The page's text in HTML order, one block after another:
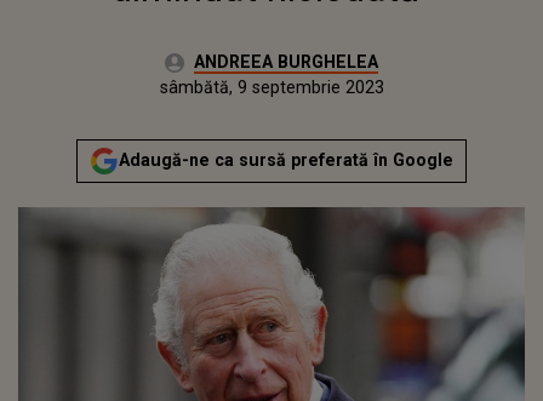
Autor:ANDREEA BURGHELEA
vineri, 9 septembrie 2022
Actualizat:
sâmbătă, 9 septembrie 2023
Adaugă-ne ca sursă preferată în Google